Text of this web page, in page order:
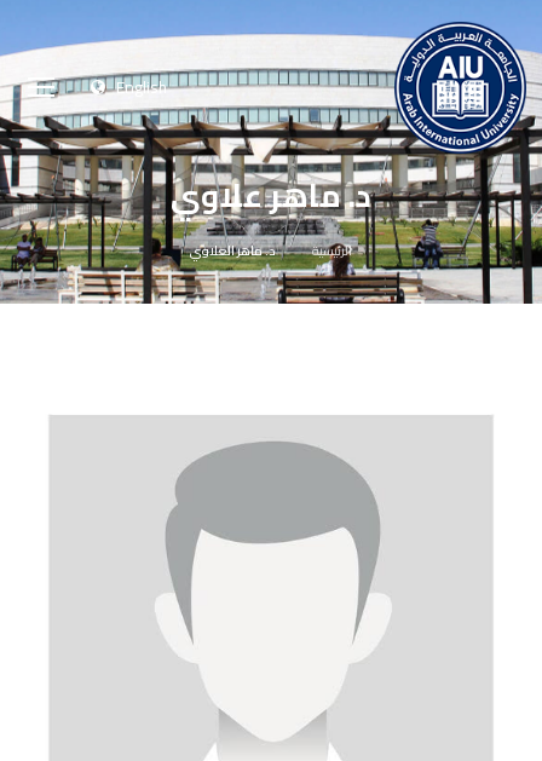
English
د. ماهر علاوي
الرئيسية د. ماهر العلاوي